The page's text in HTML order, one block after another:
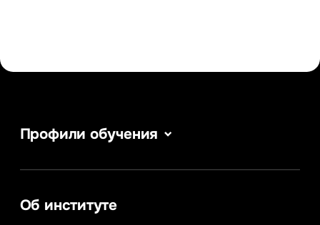
Профили обучения
Сервис в сфере туризма и гостеприимства
Информационные системы и бизнес-
аналитика
Об институте